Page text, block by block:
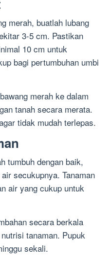
merah, buatlah lubang
3-5 cm. Pastikan
10 cm untuk
bagi pertumbuhan umbi
merah ke dalam
tanah secara merata.
tidak mudah terlepas.
tumbuh dengan baik,
secukupnya. Tanaman
air yang cukup untuk
secara berkala
tanaman. Pupuk
sekali.